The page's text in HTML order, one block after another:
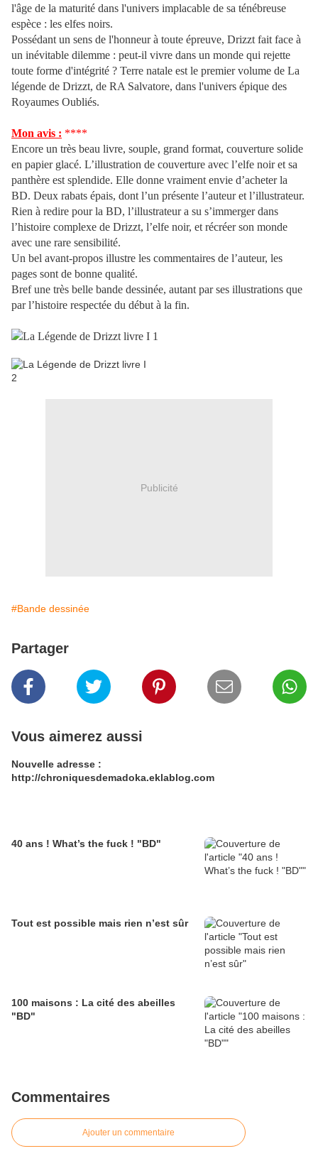
l'âge de la maturité dans l'univers implacable de sa ténébreuse
espèce : les elfes noirs.
Possédant un sens de l'honneur à toute épreuve, Drizzt fait face à
un inévitable dilemme : peut-il vivre dans un monde qui rejette
toute forme d'intégrité ? Terre natale est le premier volume de La
légende de Drizzt, de RA Salvatore, dans l'univers épique des
Royaumes Oubliés.
Mon avis : ****
Encore un très beau livre, souple, grand format, couverture solide
en papier glacé. L’illustration de couverture avec l’elfe noir et sa
panthère est splendide. Elle donne vraiment envie d’acheter la
BD. Deux rabats épais, dont l’un présente l’auteur et l’illustrateur.
Rien à redire pour la BD, l’illustrateur a su s’immerger dans
l’histoire complexe de Drizzt, l’elfe noir, et récréer son monde
avec une rare sensibilité.
Un bel avant-propos illustre les commentaires de l’auteur, les
pages sont de bonne qualité.
Bref une très belle bande dessinée, autant par ses illustrations que
par l’histoire respectée du début à la fin.
Publicité
#Bande dessinée
Partager
Vous aimerez aussi
Nouvelle adresse :
http://chroniquesdemadoka.eklablog.com
40 ans ! What’s the fuck ! "BD"
Tout est possible mais rien n’est sûr
100 maisons : La cité des abeilles
"BD"
Commentaires
Ajouter un commentaire